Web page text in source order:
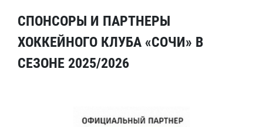
СПОНСОРЫ И ПАРТНЕРЫ
ХОККЕЙНОГО КЛУБА «СОЧИ» В
СЕЗОНЕ 2025/2026